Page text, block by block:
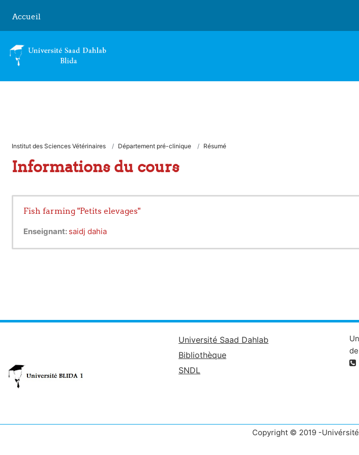
Accueil
Institut des Sciences Vétérinaires Département pré-clinique Résumé
Informations du cours
Fish farming "Petits elevages"
Enseignant: saidj dahia
Université Saad Dahlab
Bibliothèque
SNDL
Copyright © 2019 -Univérsité